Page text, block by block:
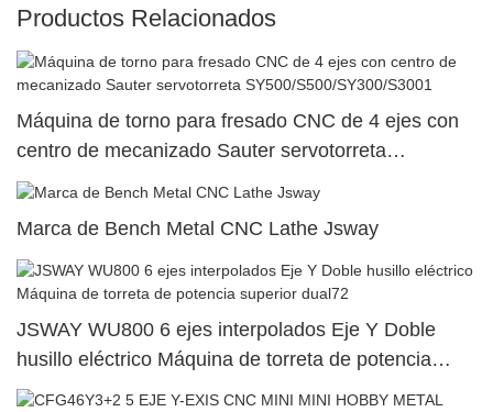
Productos Relacionados
Máquina de torno para fresado CNC de 4 ejes con
centro de mecanizado Sauter servotorreta
SY500/S500/SY300/S3001
Marca de Bench Metal CNC Lathe Jsway
JSWAY WU800 6 ejes interpolados Eje Y Doble
husillo eléctrico Máquina de torreta de potencia
superior dual72